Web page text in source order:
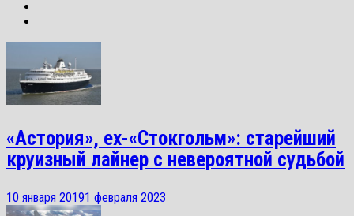
«Астория», ex-«Стокгольм»: старейший
круизный лайнер с невероятной судьбой
10 января 20191 февраля 2023